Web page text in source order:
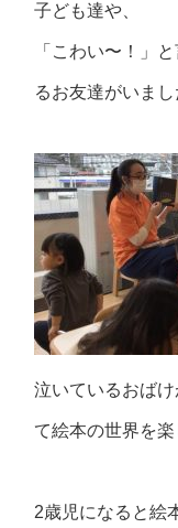
子ども達や、
「こわい〜！」
るお友達がいま
泣いているおば
て絵本の世界を
2歳児になると絵